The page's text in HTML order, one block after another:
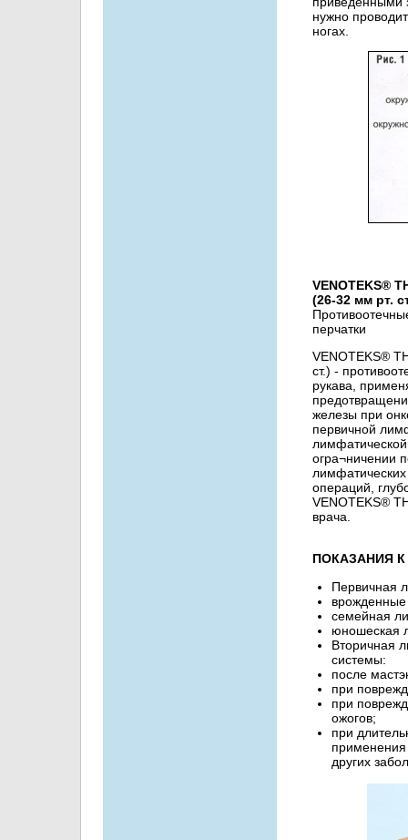
нужно
ногах.
VENOTEKS®
(26-32 мм рт.
перчатки
VENOTEKS®
ст.) -
рукава,
железы при
первичной
огра¬ничении
операций,
VENOTEKS®
врача.
ПОКАЗАНИЯ
Первичная
семейная
юношеская
Вторичная
системы:
после
при
при
ожогов;
при
применения
других